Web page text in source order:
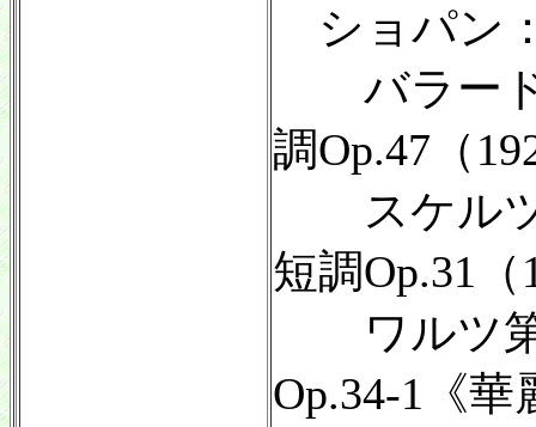
ショパン
バラード
調Op.47（
スケルツ
短調Op.31
ワルツ第
Op.34-1《